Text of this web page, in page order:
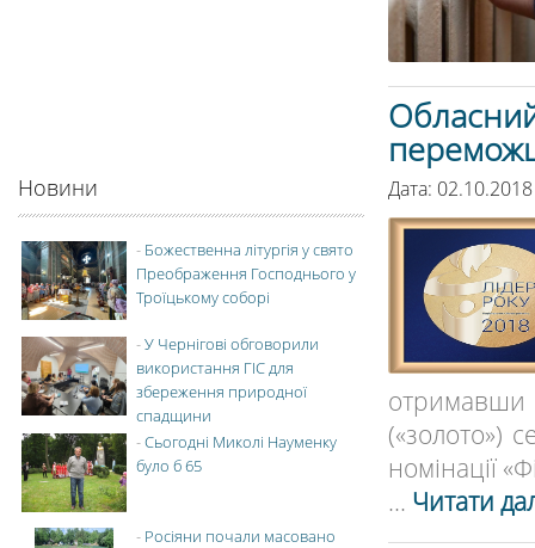
Дата:
отримавши
(«золото»)
номінації
... Читати
Новини
- Божественна літургія у свято
Преображення Господнього у
Троїцькому соборі
-У Чернігові обговорили
використання ГІС для
збереження природної
спадщини
-Сьогодні Миколі Науменку
було б 65
- Росіяни почали масовано